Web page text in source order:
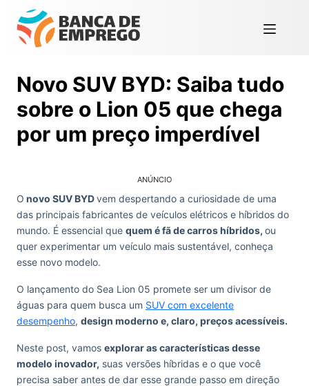
Novo SUV BYD: Saiba tudo
sobre o Lion 05 que chega
por um preço imperdível
ANÚNCIO
O novo SUV BYDvem despertando a curiosidade de uma
das principais fabricantes de veículos elétricos e híbridos do
mundo. É essencial que quem é fã de carros híbridos, ou
quer experimentar um veículo mais sustentável, conheça
esse novo modelo.
O lançamento do Sea Lion 05 promete ser um divisor de
águas para quem busca um SUV com excelente
desempenho, design moderno e, claro, preços acessíveis.
Neste post, vamos explorar as características desse
modelo inovador, suas versões híbridas e o que você
precisa saber antes de dar esse grande passo em direção